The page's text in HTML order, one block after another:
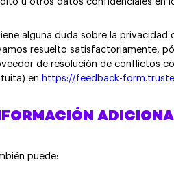
alguna duda sobre la privacidad
resuelto satisfactoriamente,
de resolución de conflictos
en https://feedback-
puede: